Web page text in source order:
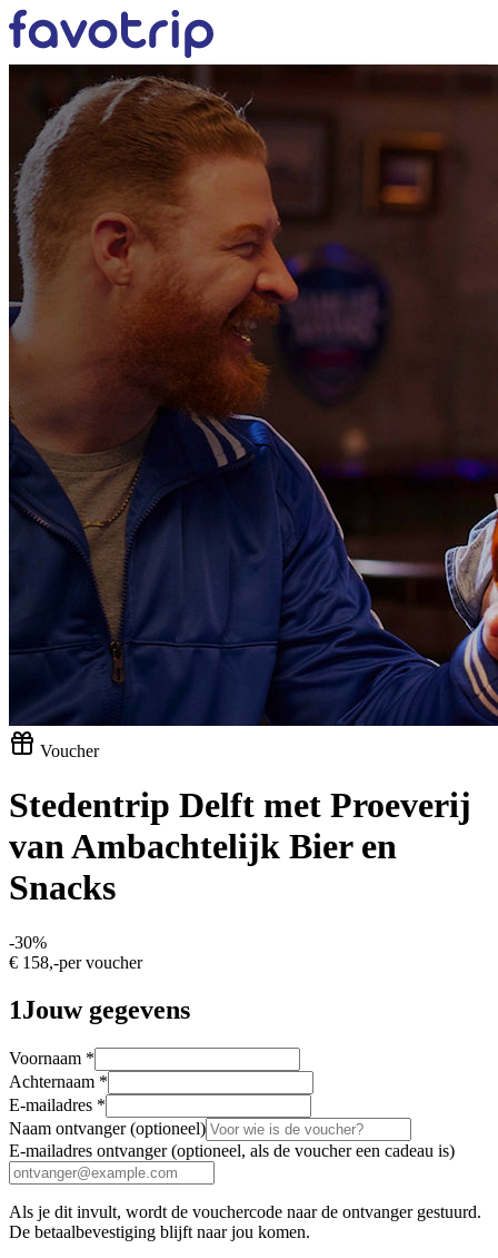
Voucher
Stedentrip Delft met Proeverij
van Ambachtelijk Bier en
Snacks
-30%
€ 158,-per voucher
1Jouw gegevens
Voornaam *
Achternaam *
E-mailadres *
Naam ontvanger (optioneel)
E-mailadres ontvanger (optioneel, als de voucher een cadeau is)
Als je dit invult, wordt de vouchercode naar de ontvanger gestuurd.
De betaalbevestiging blijft naar jou komen.